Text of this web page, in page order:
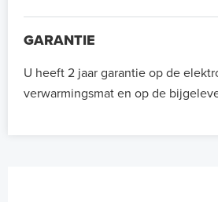
GARANTIE
U heeft 2 jaar garantie op de
verwarmingsmat en op de